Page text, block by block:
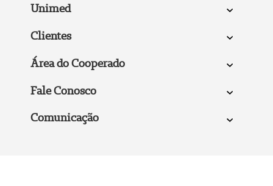
Unimed
Clientes
Área do Cooperado
Fale Conosco
Comunicação